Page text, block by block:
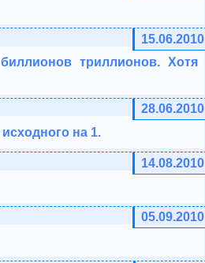
15.06.2010
триллионов. Хотя
28.06.2010
на 1.
14.08.2010
05.09.2010